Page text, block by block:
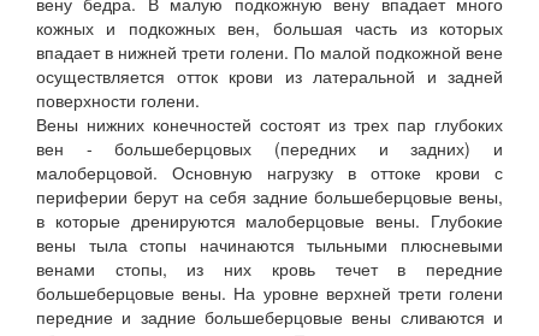
кожных и подкожных вен, большая часть из которых
впадает в нижней трети голени. По малой подкожной вене
осуществляется отток крови из латеральной и задней
поверхности голени.
Вены нижних конечностей состоят из трех пар глубоких
вен - большеберцовых (передних и задних) и
малоберцовой. Основную нагрузку в оттоке крови с
периферии берут на себя задние большеберцовые вены,
в которые дренируются малоберцовые вены. Глубокие
вены тыла стопы начинаются тыльными плюсневыми
венами стопы, из них кровь течет в передние
большеберцовые вены. На уровне верхней трети голени
передние и задние большеберцовые вены сливаются и